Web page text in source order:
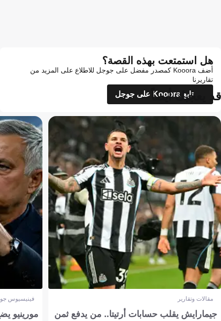
هل استمتعت بهذه القصة؟
أضف Kooora كمصدر مفضل على جوجل للاطلاع على المزيد من
تقاريرنا
تابع Kooora على جوجل
قد يعجبك أيضاً
مقالات وتقارير
جيمارايش يقلب حسابات أرتيتا.. من يدفع ثمن
فينيسيوس
مورينيو